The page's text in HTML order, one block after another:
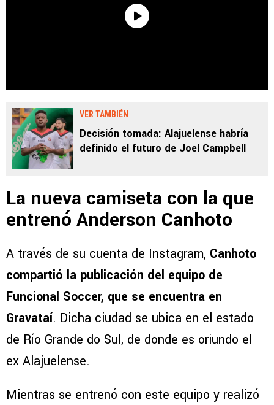
VER TAMBIÉN
Decisión tomada: Alajuelense habría
definido el futuro de Joel Campbell
La nueva camiseta con la que
entrenó Anderson Canhoto
A través de su cuenta de Instagram, Canhoto
compartió la publicación del equipo de
Funcional Soccer, que se encuentra en
Gravataí. Dicha ciudad se ubica en el estado
de Río Grande do Sul, de donde es oriundo el
ex Alajuelense.
Mientras se entrenó con este equipo y realizó